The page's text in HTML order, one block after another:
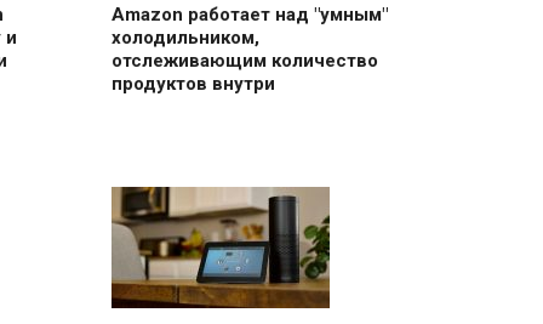
и
Amazon работает над "умным"
холодильником,
отслеживающим количество
продуктов внутри